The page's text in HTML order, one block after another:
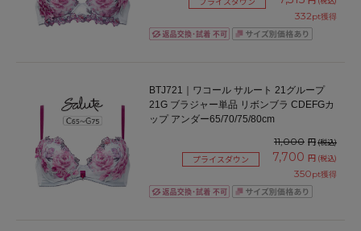
332pt獲得
BTJ721｜ワコール サルート 21グループ
21G ブラジャー単品 リボンブラ CDEFGカ
ップ アンダー65/70/75/80cm
11,000 円(税込)
プライスダウン 7,700 円 (税込)
350pt獲得